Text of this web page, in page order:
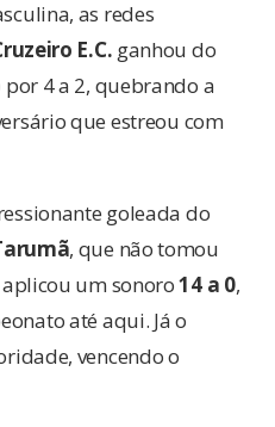
as redes
E.C. ganhou do
por 4 a 2, quebrando a
que estreou com
goleada do
, que não tomou
um sonoro14 a 0,
até aqui. Já o
vencendo o